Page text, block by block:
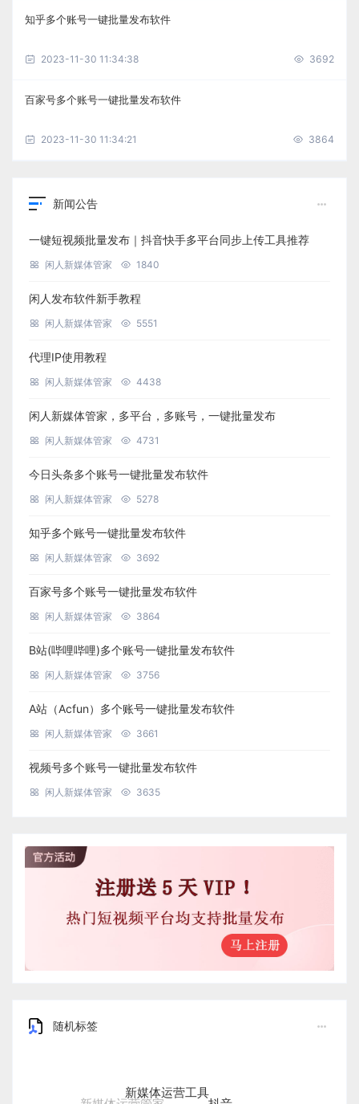
知乎多个账号一键批量发布软件
2023-11-30 11:34:38 3692
百家号多个账号一键批量发布软件
2023-11-30 11:34:21 3864
新闻公告
一键短视频批量发布｜抖音快手多平台同步上传工具推荐
闲人新媒体管家 1840
闲人发布软件新手教程
闲人新媒体管家 5551
代理IP使用教程
闲人新媒体管家 4438
闲人新媒体管家，多平台，多账号，一键批量发布
闲人新媒体管家 4731
今日头条多个账号一键批量发布软件
闲人新媒体管家 5278
知乎多个账号一键批量发布软件
闲人新媒体管家 3692
百家号多个账号一键批量发布软件
闲人新媒体管家 3864
B站(哔哩哔哩)多个账号一键批量发布软件
闲人新媒体管家 3756
A站（Acfun）多个账号一键批量发布软件
闲人新媒体管家 3661
视频号多个账号一键批量发布软件
闲人新媒体管家 3635
随机标签
新媒体运营工具
抖音